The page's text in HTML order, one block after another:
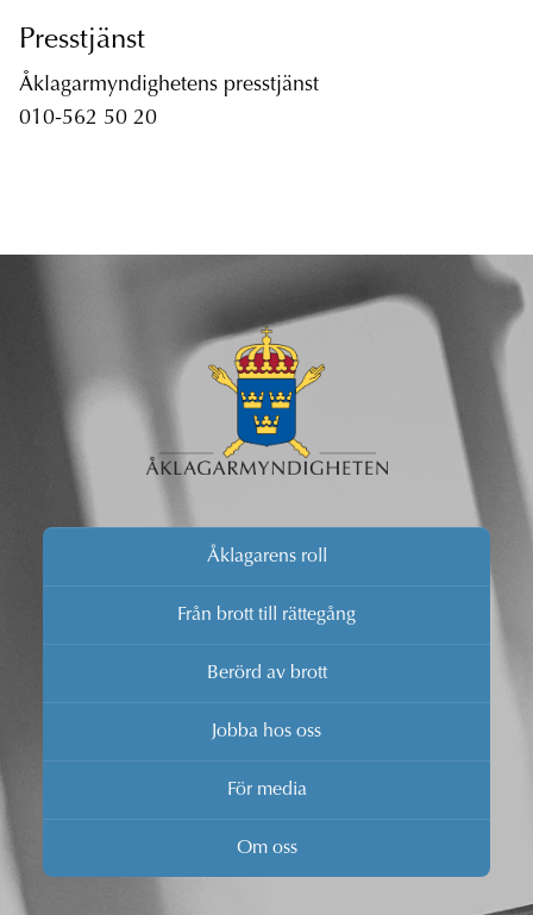
Presstjänst
Åklagarmyndighetens presstjänst
010-562 50 20
Åklagarens roll
Från brott till rättegång
Berörd av brott
Jobba hos oss
För media
Om oss